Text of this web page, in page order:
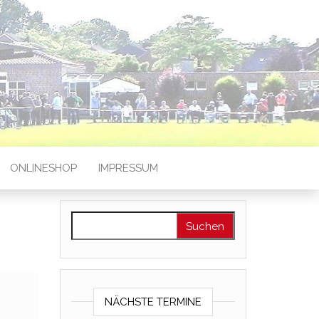
ONLINESHOP IMPRESSUM
NÄCHSTE TERMINE